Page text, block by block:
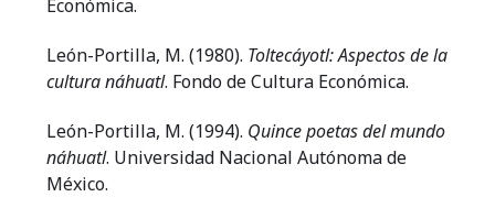
Económica.
León-Portilla, M. (1980). Toltecáyotl: Aspectos de la
cultura náhuatl. Fondo de Cultura Económica.
León-Portilla, M. (1994). Quince poetas del mundo
náhuatl. Universidad Nacional Autónoma de
México.